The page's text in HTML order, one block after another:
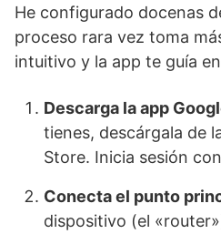
He configurado docenas
proceso rara vez toma
intuitivo y la app te guía
Descarga la app
tienes, descárgala de
Store. Inicia sesión
Conecta el punto
dispositivo (el